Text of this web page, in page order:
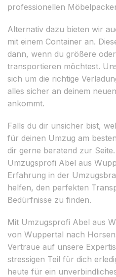
professionellen
Alternativ dazu bieten wir
mit einem Container an.
dann, wenn du größere
transportieren möchtest.
sich um die richtige
alles sicher an deinem
ankommt.
Falls du dir unsicher bist,
für deinen Umzug am
dir gerne beratend zur
Umzugsprofi Abel aus
Erfahrung in der
helfen, den perfekten
Bedürfnisse zu finden.
Mit Umzugsprofi Abel aus
von Wuppertal nach
Vertraue auf unsere
stressigen Teil für dich
heute für ein